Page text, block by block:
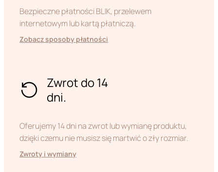
Bezpieczne płatności BLIK, przelewem
internetowym lub kartą płatniczą.
Zobacz sposoby płatności
Zwrot do 14
dni.
Oferujemy 14 dni na zwrot lub wymianę produktu,
dzięki czemu nie musisz się martwić o zły rozmiar.
Zwroty i wymiany